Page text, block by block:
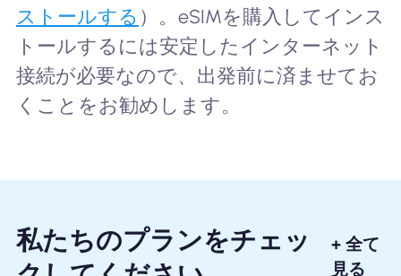
ストールする ）。eSIMを購入してインス
トールするには安定したインターネット
接続が必要なので、出発前に済ませてお
くことをお勧めします。
私たちのプランをチェッ
+ 全て
見る